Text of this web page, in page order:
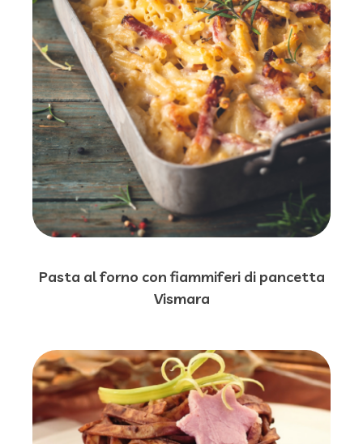
Pasta al forno con fiammiferi di pancetta
Vismara